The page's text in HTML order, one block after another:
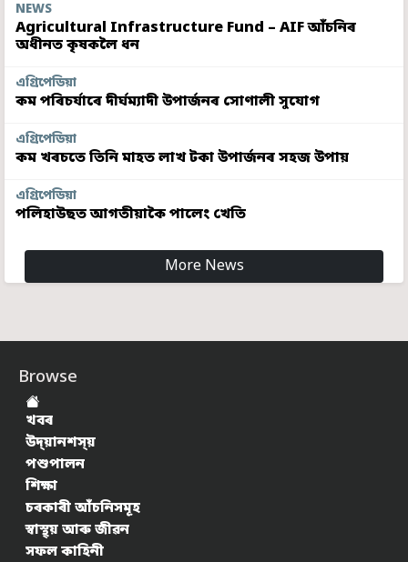
NEWS
Agricultural Infrastructure Fund – AIF আঁচনিৰ
অধীনত কৃষকলৈ ধন
এগ্ৰিপেডিয়া
কম পৰিচৰ্যাৰে দীৰ্ঘম্যাদী উপাৰ্জনৰ সোণালী সুযোগ
এগ্ৰিপেডিয়া
কম খৰচতে তিনি মাহত লাখ টকা উপাৰ্জনৰ সহজ উপায়
এগ্ৰিপেডিয়া
পলিহাউছত আগতীয়াকৈ পালেং খেতি
More News
Browse
খবৰ
উদ্য়ানশস্য়
পশুপালন
শিক্ষা
চৰকাৰী আঁচনিসমূহ
স্বাস্থ্য় আৰু জীৱন
সফল কাহিনী